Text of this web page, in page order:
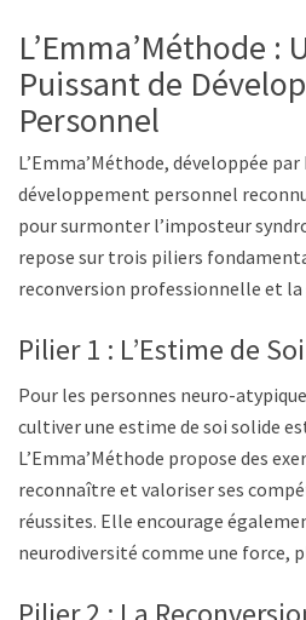
L’Emma’Méthode :
Puissant de
Personnel
L’Emma’Méthode, développée
développement personnel
pour surmonter l’imposteur
repose sur trois piliers
reconversion professionnelle et la
Pilier 1 : L’Estime de Soi
Pour les personnes neuro-
cultiver une estime de soi solide
L’Emma’Méthode propose des
reconnaître et valoriser ses
réussites. Elle encourage
neurodiversité comme une force,